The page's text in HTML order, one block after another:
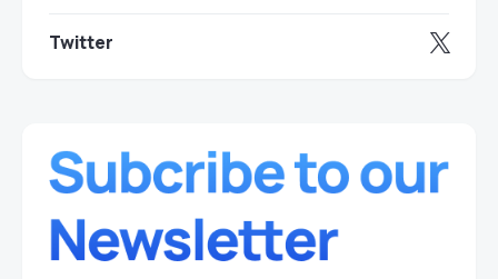
Twitter